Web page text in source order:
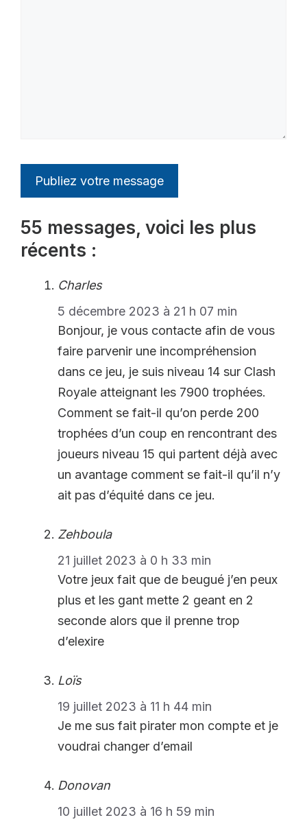
55 messages, voici les plus
récents :
Charles
5 décembre 2023 à 21 h 07 min
Bonjour, je vous contacte afin de vous
faire parvenir une incompréhension
dans ce jeu, je suis niveau 14 sur Clash
Royale atteignant les 7900 trophées.
Comment se fait-il qu’on perde 200
trophées d’un coup en rencontrant des
joueurs niveau 15 qui partent déjà avec
un avantage comment se fait-il qu’il n’y
ait pas d’équité dans ce jeu.
Zehboula
21 juillet 2023 à 0 h 33 min
Votre jeux fait que de beugué j’en peux
plus et les gant mette 2 geant en 2
seconde alors que il prenne trop
d’elexire
Loïs
19 juillet 2023 à 11 h 44 min
Je me sus fait pirater mon compte et je
voudrai changer d’email
Donovan
10 juillet 2023 à 16 h 59 min